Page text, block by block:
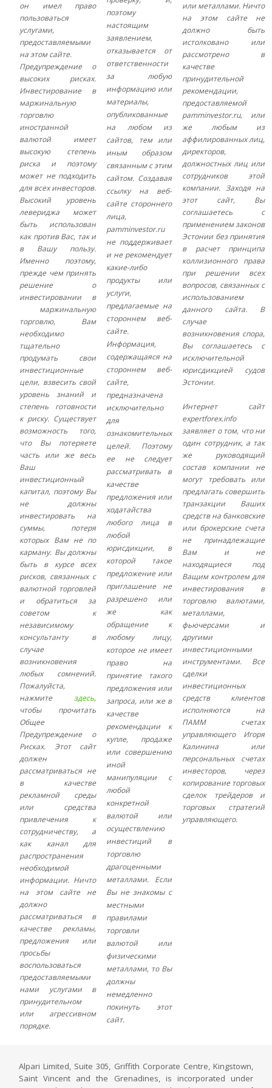
он имел право
пользоваться
услугами,
предоставляемыми
на этом сайте.
Предупреждение о
высоких рисках.
Инвестирование в
маржинальную
торговлю
иностранной
валютой имеет
высокую степень
риска и поэтому
может не подходить
для всех инвесторов.
Высокий уровень
левериджа может
быть использован
как против Вас, так и
в Вашу пользу.
Именно поэтому,
прежде чем принять
решение о
инвестировании в
маржинальную
торговлю, Вам
необходимо
тщательно
продумать свои
инвестиционные
цели, взвесить свой
уровень знаний и
степень готовности
к риску. Существует
возможность того,
что Вы потеряете
часть или же весь
Ваш
инвестиционный
капитал, поэтому Вы
не должны
инвестировать на
суммы, потеря
которых Вам не по
карману. Вы должны
быть в курсе всех
рисков, связанных с
валютной торговлей
и обратиться за
советом к
независимому
консультанту в
случае
возникновения
любых сомнений.
Пожалуйста,
нажмитездесь,
чтобы прочитать
Общее
Предупреждение о
Рисках. Этот сайт
должен
рассматриваться не
в качестве
рекламной среды
или средства
привлечения к
сотрудничеству, а
как канал для
распространения
необходимой
информации. Ничто
на этом сайте не
должно
рассматриваться в
качестве рекламы,
предложения или
просьбы
воспользоваться
предоставляемыми
нами услугами в
принудительном
или агрессивном
порядке.
поэтому
настоящим
заявлением,
отказывается от
ответственности
за любую
информацию или
материалы,
опубликованные
на любом из
сайтов, тем или
иным образом
связанным с этим
сайтом. Создавая
ссылку на веб-
сайте стороннего
лица,
pamminvestor.ru
не поддерживает
и не рекомендует
какие-либо
продукты или
услуги,
предлагаемые на
стороннем веб-
сайте.
Информация,
содержащаяся на
стороннем веб-
сайте,
предназначена
исключительно
для
ознакомительных
целей. Поэтому
ее не следует
рассматривать в
качестве
предложения или
ходатайства
любого лица в
любой
юрисдикции, в
которой такое
предложение или
приглашение не
разрешено или
же как
обращение к
любому лицу,
которое не имеет
право на
принятие такого
предложения или
запроса, или же в
качестве
рекомендации к
купле, продаже
или совершению
иной
манипуляции с
любой
конкретной
валютой или
осуществлению
инвестиций в
торговлю
драгоценными
металлами. Если
Вы не знакомы с
местными
правилами
торговли
валютой или
физическими
металлами, то Вы
должны
немедленно
покинуть этот
сайт.
или металлами. Ничто
на этом сайте не
должно быть
истолковано или
рассмотрено в
качестве
принудительной
рекомендации,
предоставляемой
pamminvestor.ru, или
же любым из
аффилированных лиц,
директоров,
должностных лиц или
сотрудников этой
компании. Заходя на
этот сайт, Вы
соглашаетесь с
применением законов
Эстонии без принятия
в расчет принципа
коллизионного права
при решении всех
вопросов, связанных с
использованием
данного сайта. В
случае
возникновения спора,
Вы соглашаетесь с
исключительной
юрисдикцией судов
Эстонии.
Интернет сайт
expertforex.info
заявляет о том, что ни
один сотрудник, а так
же руководящий
состав компании не
могут требовать или
предлагать совершить
транзакции Ваших
средств на банковские
или брокерские счета
не принадлежащие
Вам и не
находящиеся под
Ващим контролем для
инвестирования в
торговлю валютами,
металлами,
фьючерсами и
другими
инвестиционными
инструментами. Все
сделки
инвестиционных
средств клиентов
исполняются на
ПАММ счетах
управляющего Игоря
Калинина или
персональных счетах
инвесторов, через
копирование торговых
сделок трейдеров и
торговых стратегий
управляющего.
Alpari Limited, Suite 305, Griffith Corporate Centre, Kingstown,
Saint Vincent and the Grenadines, is incorporated under